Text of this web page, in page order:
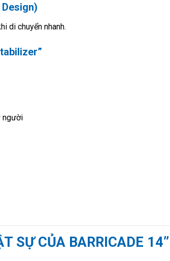
di chuyển nhanh.
người
SỰ CỦA BARRICADE 14”